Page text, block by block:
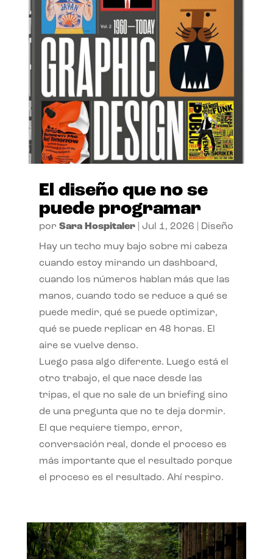
El diseño que no se
puede programar
por Sara Hospitaler| Jul 1, 2026 Diseño
Hay un techo muy bajo sobre mi cabeza
cuando estoy mirando un dashboard,
cuando los números hablan más que las
manos, cuando todo se reduce a qué se
puede medir, qué se puede optimizar,
qué se puede replicar en 48 horas. El
aire se vuelve denso.
Luego pasa algo diferente. Luego está el
otro trabajo, el que nace desde las
tripas, el que no sale de un briefing sino
de una pregunta que no te deja dormir.
El que requiere tiempo, error,
conversación real, donde el proceso es
más importante que el resultado porque
el proceso es el resultado. Ahí respiro.